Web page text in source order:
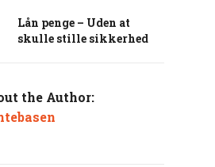
Lån penge – Uden at
skulle stille sikkerhed
the Author: